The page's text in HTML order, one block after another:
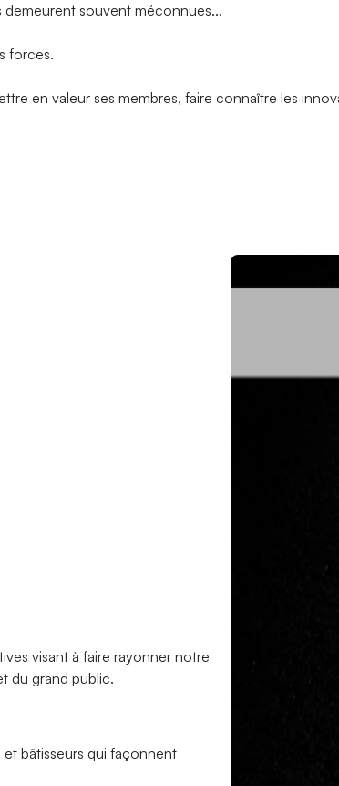
demeurent souvent méconnues...
forces.
en valeur ses membres, faire connaître les
visant à faire rayonner notre
du grand public.
bâtisseurs qui façonnent